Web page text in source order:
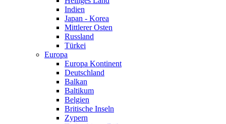
Indien
Japan - Korea
Mittlerer Osten
Russland
Türkei
Europa
Europa Kontinent
Deutschland
Balkan
Baltikum
Belgien
Britische Inseln
Zypern